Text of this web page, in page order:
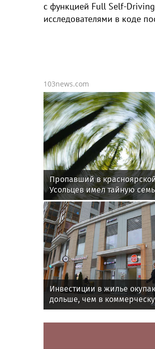
с функцией Full Self-
исследователями в коде
103news.com
Пропавший в
Усольцев имел тайную
дочь
Инвестиции в жилье
дольше, чем в